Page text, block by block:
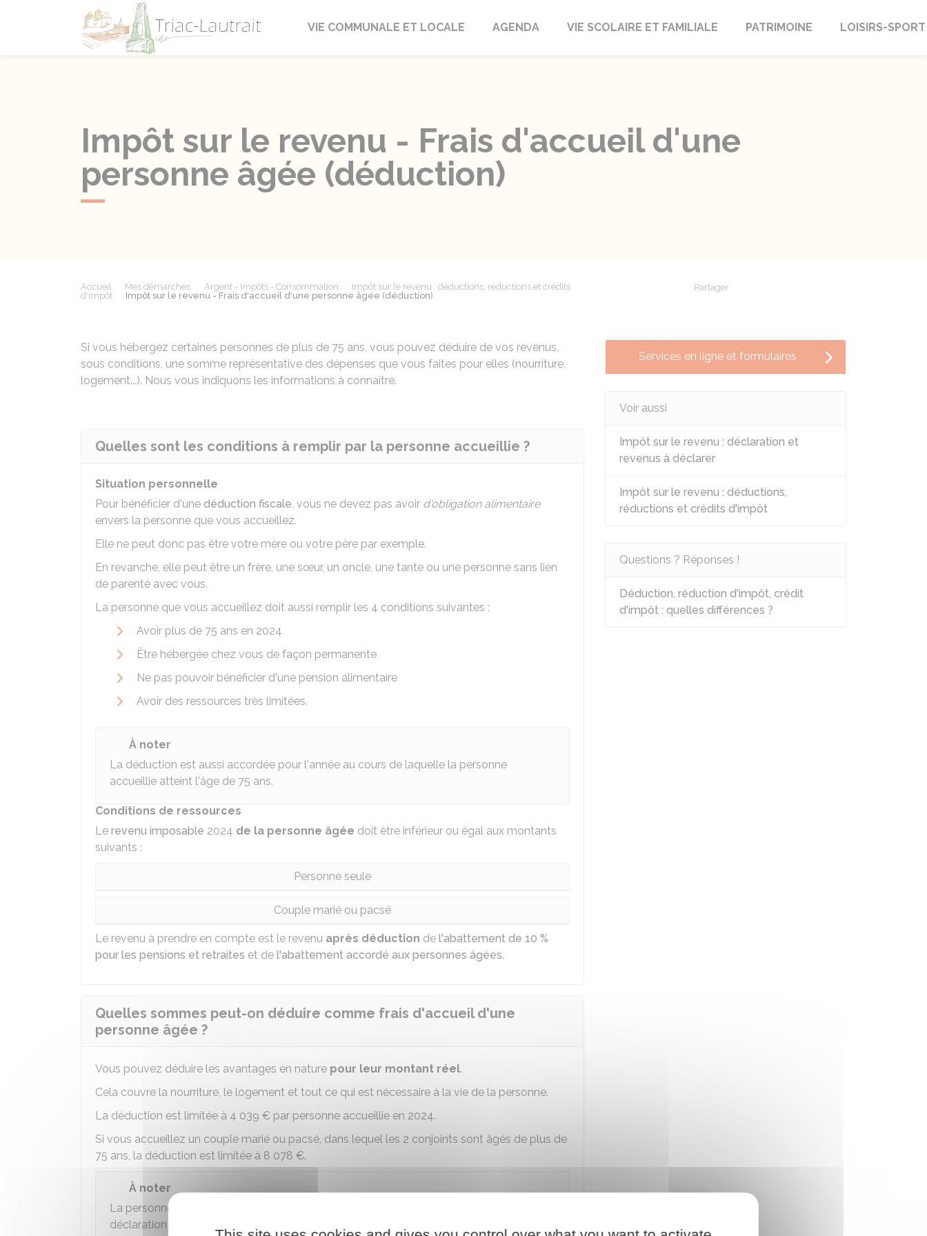
Triac-Lautrait
VIE COMMUNALE ET LOCALE AGENDA VIE SCOLAIRE ET FAMILIALE PATRIMOINE LOISIRS-SPORT
Impôt sur le revenu - Frais d'accueil d'une
personne âgée (déduction)
Accueil Mes démarches Argent - Impôts - Consommation
Impôt sur le revenu : déductions, réductions et crédits
d'impôt
Impôt sur le revenu - Frais d'accueil d'une personne âgée (déduction)
Partager
Si vous hébergez certaines personnes de plus de 75 ans, vous pouvez déduire de vos revenus,
sous conditions, une somme représentative des dépenses que vous faites pour elles (nourriture,
logement...). Nous vous indiquons les informations à connaître.
Quelles sont les conditions à remplir par la personne accueillie ?
Situation personnelle
Pour bénéficier d'une déduction fiscale, vous ne devez pas avoir d'obligation alimentaire
envers la personne que vous accueillez.
Elle ne peut donc pas être votre mère ou votre père par exemple.
En revanche, elle peut être un frère, une sœur, un oncle, une tante ou une personne sans lien
de parenté avec vous.
La personne que vous accueillez doit aussi remplir les 4 conditions suivantes :
Avoir plus de 75 ans en 2024
Être hébergée chez vous de façon permanente
Ne pas pouvoir bénéficier d'une pension alimentaire
Avoir des ressources très limitées.
À noter
La déduction est aussi accordée pour l'année au cours de laquelle la personne
accueillie atteint l'âge de 75 ans.
Conditions de ressources
Le revenu imposable 2024 de la personne âgée doit être inférieur ou égal aux montants
suivants :
Personne seule
Couple marié ou pacsé
Le revenu à prendre en compte est le revenu après déduction de l'abattement de 10 %
pour les pensions et retraites et de l'abattement accordé aux personnes âgées.
Quelles sommes peut-on déduire comme frais d'accueil d'une
personne âgée ?
Vous pouvez déduire les avantages en nature pour leur montant réel.
Cela couvre la nourriture, le logement et tout ce qui est nécessaire à la vie de la personne.
La déduction est limitée à 4 039 € par personne accueillie en 2024.
Si vous accueillez un couple marié ou pacsé, dans lequel les 2 conjoints sont âgés de plus de
75 ans, la déduction est limitée à 8 078 €.
À noter
La personne âgée que vous accueillez
déclaration de revenus.
Services en ligne et formulaires
Voir aussi
Impôt sur le revenu : déclaration et
revenus à déclarer
Impôt sur le revenu : déductions,
réductions et crédits d'impôt
Questions ? Réponses !
Déduction, réduction d'impôt, crédit
d'impôt : quelles différences ?